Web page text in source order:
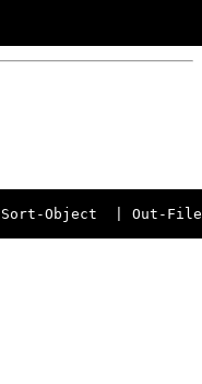
Object  | Out-